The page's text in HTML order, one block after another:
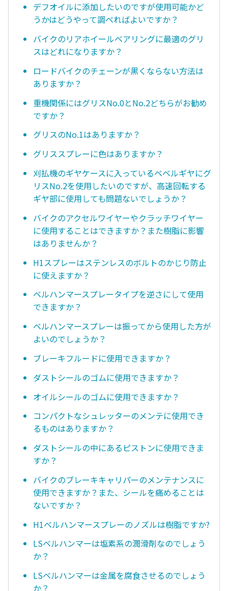
デフオイルに添加したいのですが使用可能かど
うかはどうやって調べればよいですか？
バイクのリアホイールベアリングに最適のグリ
スはどれになりますか？
ロードバイクのチェーンが黒くならない方法は
ありますか？
重機関係にはグリスNo.0とNo.2どちらがお勧め
ですか？
グリスのNo.1はありますか？
グリススプレーに色はありますか？
刈払機のギヤケースに入っているベベルギヤにグ
リスNo.2を使用したいのですが、高速回転する
ギヤ部に使用しても問題ないでしょうか？
バイクのアクセルワイヤーやクラッチワイヤー
に使用することはできますか？また樹脂に影響
はありませんか？
H1スプレーはステンレスのボルトのかじり防止
に使えますか？
ベルハンマースプレータイプを逆さにして使用
できますか？
ベルハンマースプレーは振ってから使用した方が
よいのでしょうか？
ブレーキフルードに使用できますか？
ダストシールのゴムに使用できますか？
オイルシールのゴムに使用できますか？
コンパクトなシュレッターのメンテに使用でき
るものはありますか？
ダストシールの中にあるピストンに使用できま
すか？
バイクのブレーキキャリパーのメンテナンスに
使用できますか？また、シールを痛めることは
ないですか？
H1ベルハンマースプレーのノズルは樹脂ですか?
LSベルハンマーは塩素系の潤滑剤なのでしょう
か？
LSベルハンマーは金属を腐食させるのでしょう
か？